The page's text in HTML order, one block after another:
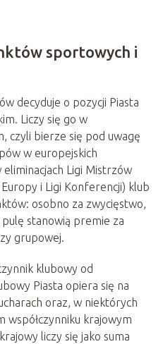
sportowych i
decyduje o pozycji Piasta
Liczy się go w
czyli bierze się pod uwagę
w europejskich
eliminacjach Ligi Mistrzów
i Ligi Konferencji) klub
osobno za zwycięstwo,
stanowią premie za
grupowej.
klubowy od
Piasta opiera się na
oraz, w niektórych
współczynniku krajowym
liczy się jako suma